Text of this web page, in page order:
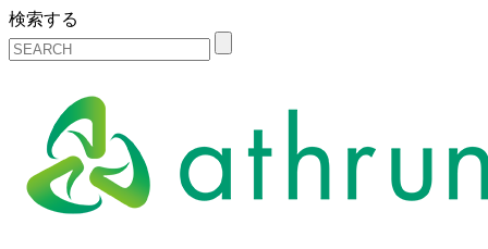
検索する